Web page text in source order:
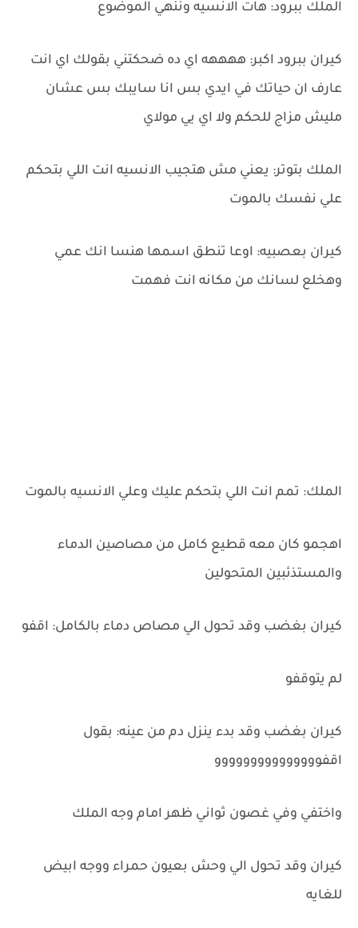
الملك ببرود: هات الانسيه وننهي الموضوع
كيران ببرود اكبر: ههههه اي ده ضحكتني بقولك اي انت
عارف ان حياتك في ايدي بس انا سايبك بس عشان
مليش مزاج للحكم ولا اي يي مولاي
الملك بتوتر: يعني مش هتجيب الانسيه انت اللي بتحكم
علي نفسك بالموت
كيران بعصبيه: اوعا تنطق اسمها هنسا انك عمي
وهخلع لسانك من مكانه انت فهمت
الملك: تمم انت اللي بتحكم عليك وعلي الانسيه بالموت
اهجمو كان معه قطيع كامل من مصاصين الدماء
والمستذئبين المتحولين
كيران بغضب وقد تحول الي مصاص دماء بالكامل: اقفو
لم يتوقفو
كيران بغضب وقد بدء ينزل دم من عينه: بقول
اقفووووووووووووووو
واختفي وفي غصون ثواني ظهر امام وجه الملك
كيران وقد تحول الي وحش بعيون حمراء ووجه ابيض
للغايه